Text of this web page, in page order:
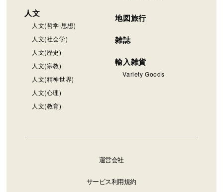
人文
人文(哲学·思想)
人文(社会学)
人文(歴史)
人文(宗教)
人文(精神世界)
人文(心理)
人文(教育)
地図旅行
雑誌
輸入雑貨
Variety Goods
運営会社
サービス利用規約